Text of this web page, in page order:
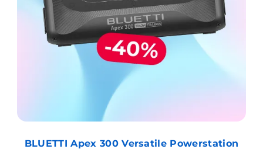
BLUETTI Apex 300 Versatile Powerstation